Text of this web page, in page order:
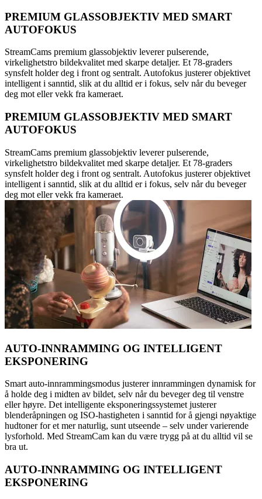
PREMIUM GLASSOBJEKTIV MED SMART
AUTOFOKUS
StreamCams premium glassobjektiv leverer pulserende,
virkelighetstro bildekvalitet med skarpe detaljer. Et 78-graders
synsfelt holder deg i front og sentralt. Autofokus justerer objektivet
intelligent i sanntid, slik at du alltid er i fokus, selv når du beveger
deg mot eller vekk fra kameraet.
PREMIUM GLASSOBJEKTIV MED SMART
AUTOFOKUS
StreamCams premium glassobjektiv leverer pulserende,
virkelighetstro bildekvalitet med skarpe detaljer. Et 78-graders
synsfelt holder deg i front og sentralt. Autofokus justerer objektivet
intelligent i sanntid, slik at du alltid er i fokus, selv når du beveger
deg mot eller vekk fra kameraet.
AUTO-INNRAMMING OG INTELLIGENT
EKSPONERING
Smart auto-innrammingsmodus justerer innrammingen dynamisk for
å holde deg i midten av bildet, selv når du beveger deg til venstre
eller høyre. Det intelligente eksponeringssystemet justerer
blenderåpningen og ISO-hastigheten i sanntid for å gjengi nøyaktige
hudtoner for et mer naturlig, sunt utseende – selv under varierende
lysforhold. Med StreamCam kan du være trygg på at du alltid vil se
bra ut.
AUTO-INNRAMMING OG INTELLIGENT
EKSPONERING